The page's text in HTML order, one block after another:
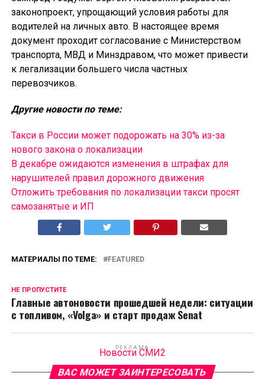
законопроект, упрощающий условия работы для
водителей на личных авто. В настоящее время
документ проходит согласование с Министерством
транспорта, МВД и Минздравом, что может привести
к легализации большего числа частных
перевозчиков.
Другие новости по теме:
Такси в России может подорожать на 30% из-за
нового закона о локализации
В декабре ожидаются изменения в штрафах для
нарушителей правил дорожного движения
Отложить требования по локализации такси просят
самозанятые и ИП
МАТЕРИАЛЫ ПО ТЕМЕ: FEATURED
НЕ ПРОПУСТИТЕ
Главные автоновости прошедшей недели: ситуации
с топливом, «Volga» и старт продаж Senat
РЕКЛАМА
Новости СМИ2
ВАС МОЖЕТ ЗАИНТЕРЕСОВАТЬ